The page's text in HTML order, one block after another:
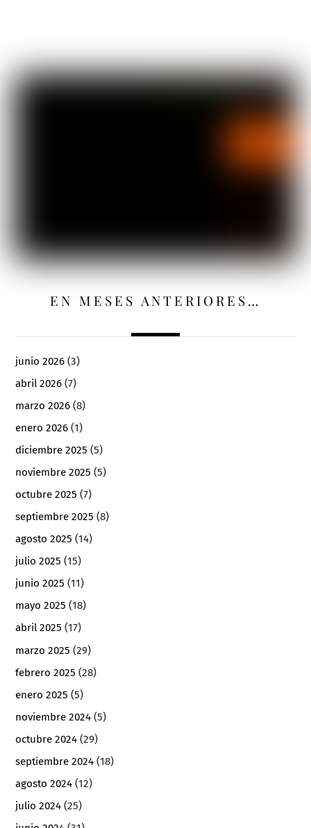
EN MESES ANTERIORES…
junio 2026 (3)
abril 2026 (7)
marzo 2026 (8)
enero 2026 (1)
diciembre 2025 (5)
noviembre 2025 (5)
octubre 2025 (7)
septiembre 2025 (8)
agosto 2025 (14)
julio 2025 (15)
junio 2025 (11)
mayo 2025 (18)
abril 2025 (17)
marzo 2025 (29)
febrero 2025 (28)
enero 2025 (5)
noviembre 2024 (5)
octubre 2024 (29)
septiembre 2024 (18)
agosto 2024 (12)
julio 2024 (25)